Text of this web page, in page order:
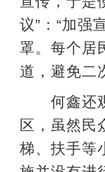
议”：“加强
罩。每个居
道，避免二
何鑫还观
区，虽然民
梯、扶手等